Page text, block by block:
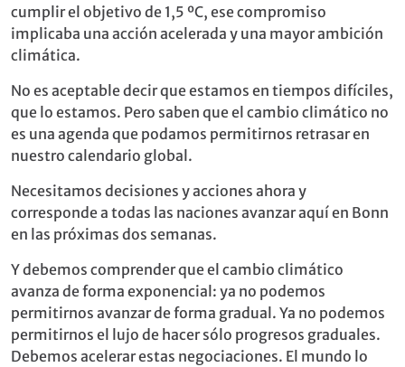
cumplir el objetivo de 1,5 ºC, ese compromiso
implicaba una acción acelerada y una mayor ambición
climática.
No es aceptable decir que estamos en tiempos difíciles,
que lo estamos. Pero saben que el cambio climático no
es una agenda que podamos permitirnos retrasar en
nuestro calendario global.
Necesitamos decisiones y acciones ahora y
corresponde a todas las naciones avanzar aquí en Bonn
en las próximas dos semanas.
Y debemos comprender que el cambio climático
avanza de forma exponencial: ya no podemos
permitirnos avanzar de forma gradual. Ya no podemos
permitirnos el lujo de hacer sólo progresos graduales.
Debemos acelerar estas negociaciones. El mundo lo